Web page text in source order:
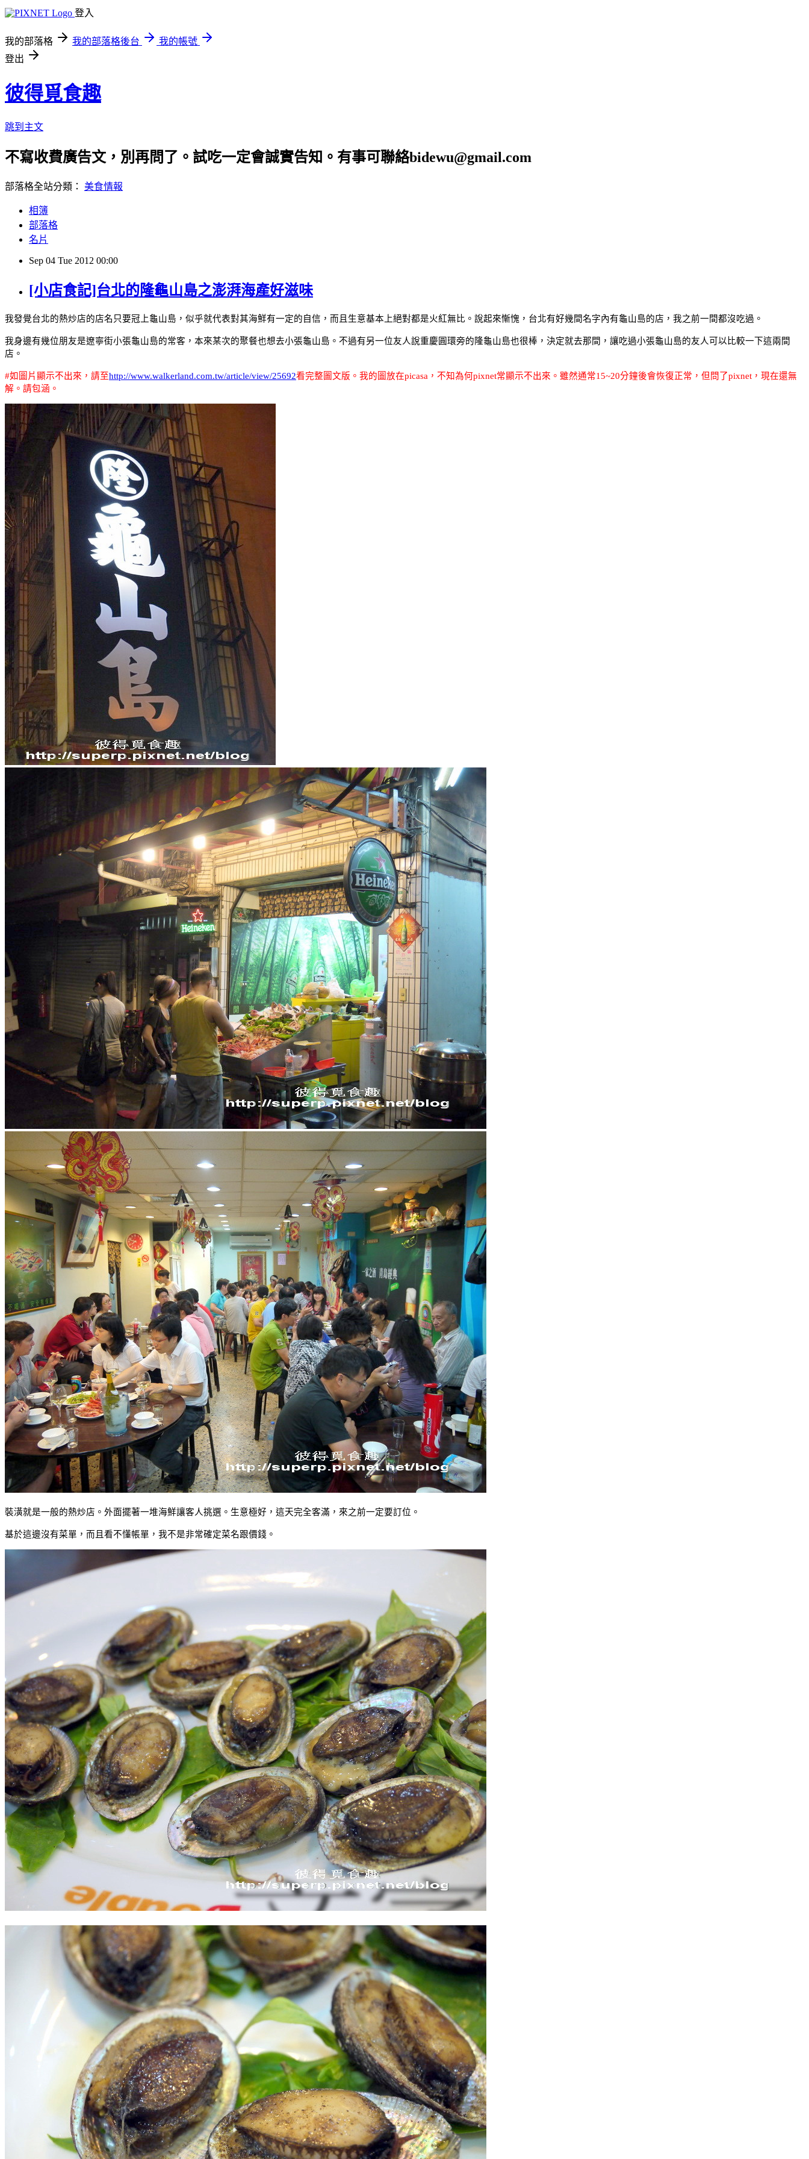
登入
我的部落格 我的部落格後台
我的帳號
登出
彼得覓食趣
跳到主文
不寫收費廣告文，別再問了。試吃一定會誠實告知。有事可聯絡bidewu@gmail.com
部落格全站分類： 美食情報
相簿
部落格
名片
Sep 04 Tue 2012 00:00
[小店食記]台北的隆龜山島之澎湃海產好滋味
我發覺台北的熱炒店的店名只要冠上龜山島，似乎就代表對其海鮮有一定的自信，而且生意基本上絕對都是火紅無比。說起來慚愧，台北有好幾間名字內有龜山島的店，我之前一間都沒吃過。
我身邊有幾位朋友是遼寧街小張龜山島的常客，本來某次的聚餐也想去小張龜山島。不過有另一位友人說重慶圓環旁的隆龜山島也很棒，決定就去那間，讓吃過小張龜山島的友人可以比較一下這兩間
店。
#如圖片顯示不出來，請至http://www.walkerland.com.tw/article/view/25692看完整圖文版 。我的圖放在picasa ，不知為何pixnet常顯示不出來。雖然通常15~20分鐘後會恢復正常，但問了pixnet ，現在還無
解。請包涵。
裝潢就是一般的熱炒店。外面擺著一堆海鮮讓客人挑選。生意極好，這天完全客滿，來之前一定要訂位。
基於這邊沒有菜單，而且看不懂帳單，我不是非常確定菜名跟價錢。